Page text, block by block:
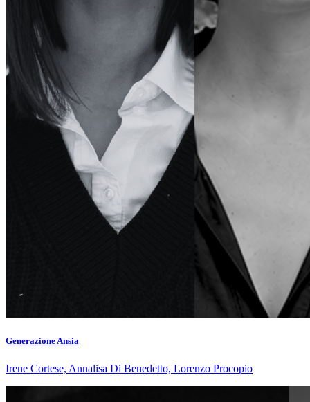
Generazione Ansia
Irene Cortese, Annalisa Di Benedetto, Lorenzo Procopio